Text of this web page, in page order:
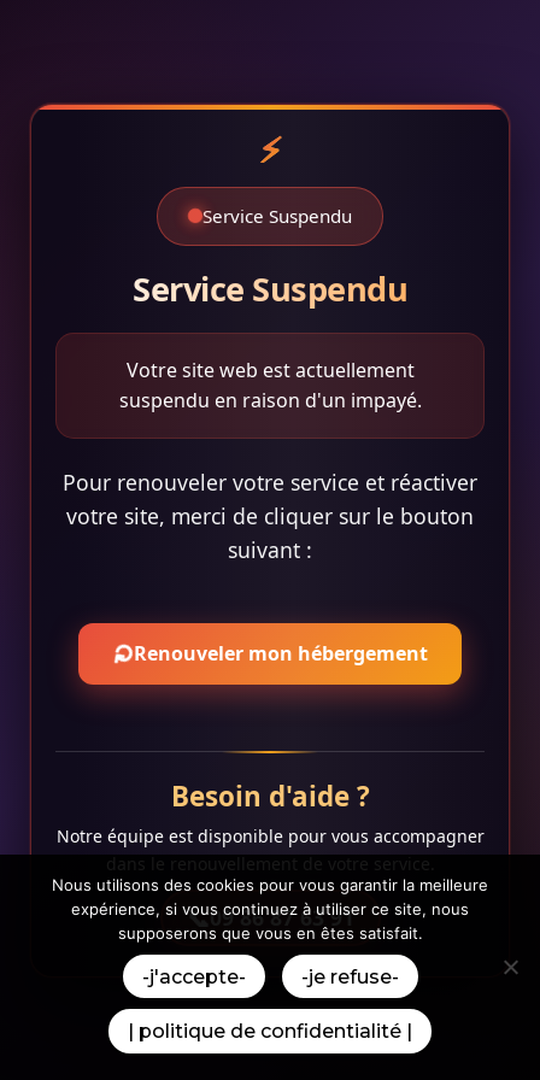
Service Suspendu
Service Suspendu
Votre site web est actuellement
suspendu en raison d'un impayé.
Pour renouveler votre service et réactiver
votre site, merci de cliquer sur le bouton
suivant :
⟳Renouveler mon hébergement
Besoin d'aide ?
Notre équipe est disponible pour vous accompagner
09 86 87 63 91
Nous utilisons des cookies pour vous garantir la meilleure
expérience, si vous continuez à utiliser ce site, nous
supposerons que vous en êtes satisfait.
-j'accepte- -je refuse-
| politique de confidentialité |